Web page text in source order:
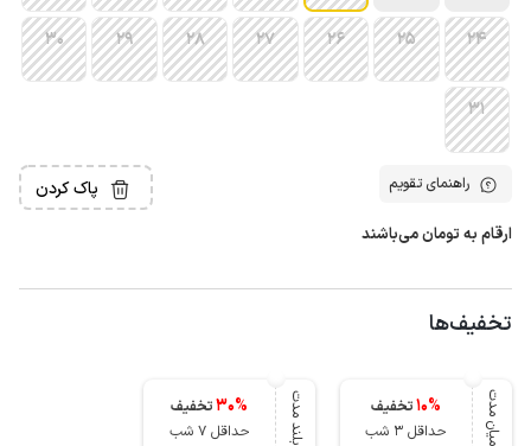
24
25
26
27
28
29
30
31
راهنمای تقویم پاک کردن
ارقام به تومان می‌باشند
تخفیف‌ها
میان مدت 10%
تخفیف
حداقل 3 شب
بلند مدت 30%
تخفیف
حداقل 7 شب